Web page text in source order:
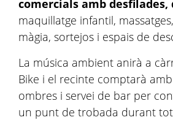
comercials amb
maquillatge infantil,
màgia, sortejos i espais de
La música ambient anirà a
Bike i el recinte comptarà
ombres i servei de bar per
un punt de trobada durant